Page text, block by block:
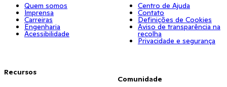
Quem somos
Imprensa
Carreiras
Engenharia
Acessibilidade
Recursos
Centro de Ajuda
Contato
Definições de Cookies
Aviso de transparência na
recolha
Privacidade e segurança
Comunidade